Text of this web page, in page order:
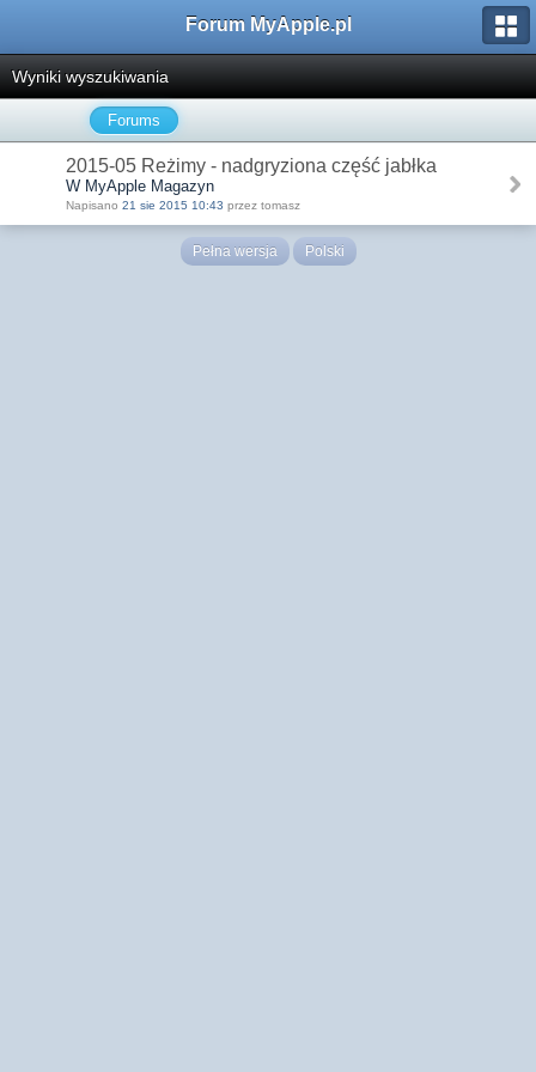
Forum MyApple.pl
Wyniki wyszukiwania
Forums
2015-05 Reżimy - nadgryziona część jabłka
W MyApple Magazyn
Napisano 21 sie 2015 10:43 przez tomasz
Pełna wersja Polski